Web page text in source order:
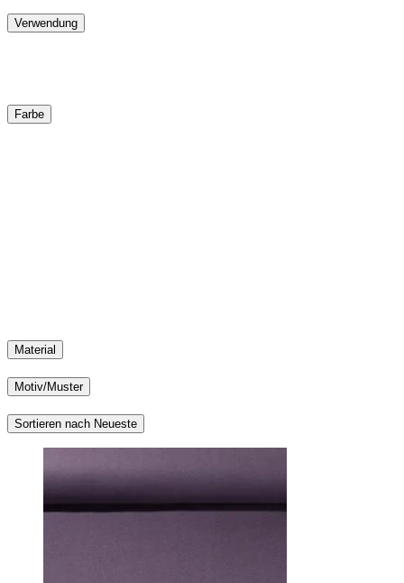
Verwendung
Farbe
Material
Motiv/Muster
Sortieren nach Neueste